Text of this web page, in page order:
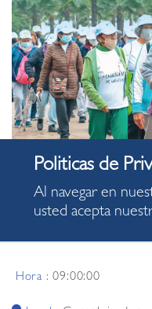
Hora :09:00:00
Al navegar en
usted acepta